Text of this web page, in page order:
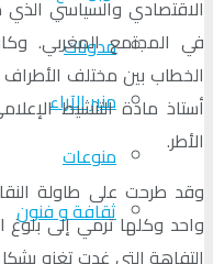
مدونات
منبر الآراء
منوعات
ثقافة و فنون
الاقتصادي والسياسي
في المجتمع المغربي.
الخطاب بين مختلف
أستاذ مادة التنشيط
الأطر.
وقد طرحت على طاولة
واحد وكلها ترمي إلى بلوغ
التفاهة التي غدت تغزو